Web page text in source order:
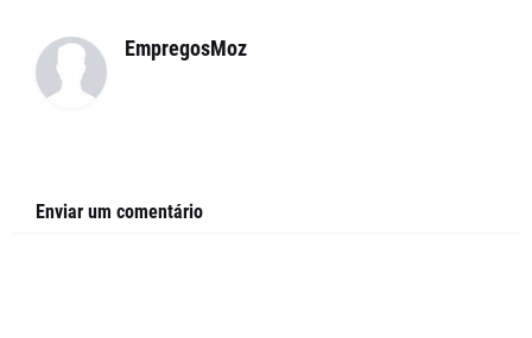
EmpregosMoz
Enviar um comentário